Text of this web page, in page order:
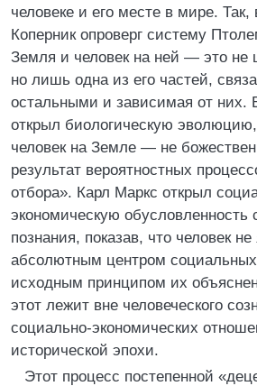
человеке и его месте в мире. Так,
Коперник опроверг систему
Земля и человек на ней — это не
но лишь одна из его частей,
остальными и зависимая от них.
открыл биологическую эволюцию,
человек на Земле — не
результат вероятностных
отбора». Карл Маркс открыл
экономическую обусловленность
познания, показав, что человек
абсолютным центром социальных
исходным принципом их
этот лежит вне человеческого
социально-экономических
исторической эпохи.
Этот процесс постепенной